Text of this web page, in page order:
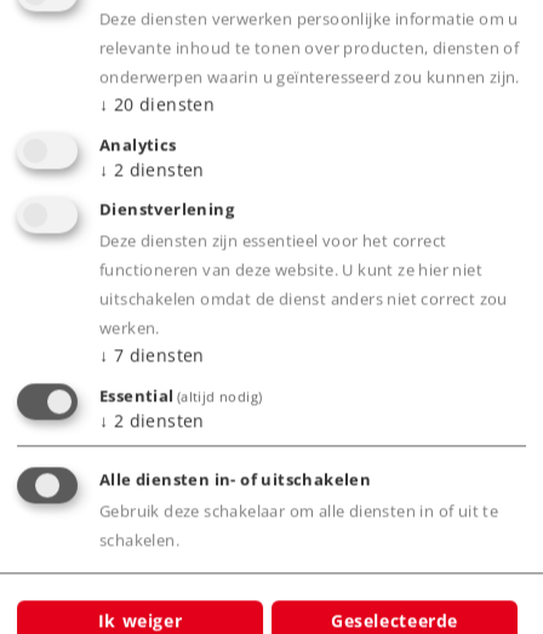
Sierlijk model van een veelvoorkomend
lantaarntype.
Metalen mast.
Led voor goede lichtopbrengst.
Insteekvoet om eenvoudig in- en uit te
bouwen.
Product
Productinfo
Bijbehorende producten
Deze diensten verwerken persoonlijke informatie om u
relevante inhoud te tonen over producten, diensten of
onderwerpen waarin u geïnteresseerd zou kunnen zijn.
↓ 20 diensten
Analytics
↓ 2 diensten
Dienstverlening
Deze diensten zijn essentieel voor het correct
functioneren van deze website. U kunt ze hier niet
uitschakelen omdat de dienst anders niet correct zou
werken.
↓ 7 diensten
Essential (altijd nodig)
↓ 2 diensten
Alle diensten in- of uitschakelen
Gebruik deze schakelaar om alle diensten in of uit te
schakelen.
Ik weiger Geselecteerde